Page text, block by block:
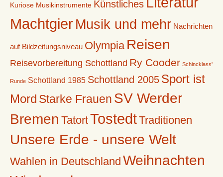
Kuriose Musikinstrumente Künstliches
MachtgierMusik und mehr Nachrichten
auf Bildzeitungsniveau Olympia Reisen
Reisevorbereitung Schottland Ry Cooder Schincklass'
Runde Schottland 1985 Schottland 2005 Sport ist
Mord Starke Frauen SV Werder
Bremen TatortTostedtTraditionen
Unsere Erde - unsere Welt
Wahlen in Deutschland Weihnachten